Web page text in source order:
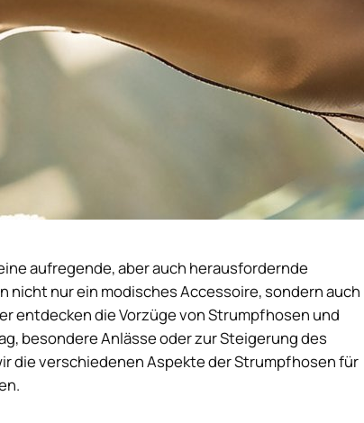
aufregende, aber auch herausfordernde
nicht nur ein modisches Accessoire, sondern auch
entdecken die Vorzüge von Strumpfhosen und
besondere Anlässe oder zur Steigerung des
die verschiedenen Aspekte der Strumpfhosen für